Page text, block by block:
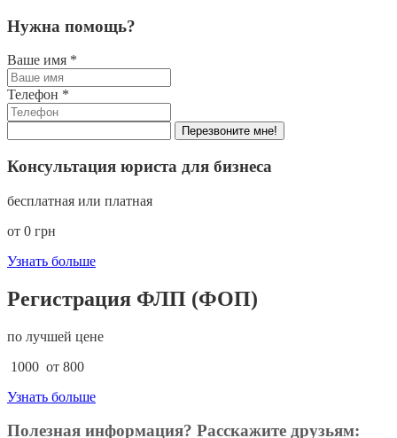
Нужна помощь?
Ваше имя *
Телефон *
Перезвоните мне!
Консультация юриста для бизнеса
бесплатная или платная
от 0 грн
Узнать больше
Регистрация ФЛП (ФОП)
по лучшей цене
1000 от 800
Узнать больше
Полезная информация? Расскажите друзьям: